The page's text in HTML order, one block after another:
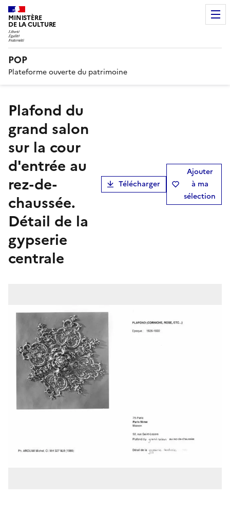
MINISTÈRE
DE LA CULTURE
POP
Plateforme ouverte du patrimoine
Plafond du
grand salon
sur la cour
d'entrée au
rez-de-
chaussée.
Détail de la
gypserie
centrale
Télécharger
Ajouter
à ma
sélection